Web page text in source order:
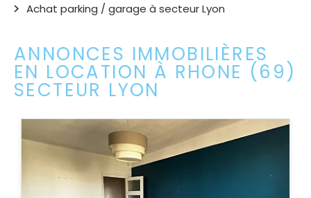
Achat parking / garage à secteur Lyon
ANNONCES IMMOBILIÈRES
EN LOCATION À RHONE (69)
SECTEUR LYON